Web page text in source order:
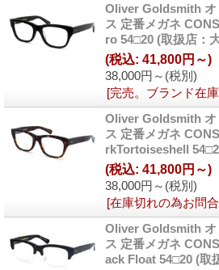
Oliver Goldsmith オ
ス 定番メガネ
ro 54□20 (取扱店：
38,000円～ (税別)
(税込: 41,800円～)
[完売。ブランド在
Oliver Goldsmith オ
ス 定番メガネ
rkTortoiseshell
38,000円～ (税別)
(税込: 41,800円～)
[在庫切れの為お問
Oliver Goldsmith オ
ス 定番メガネ
ack Float 54□20 (取